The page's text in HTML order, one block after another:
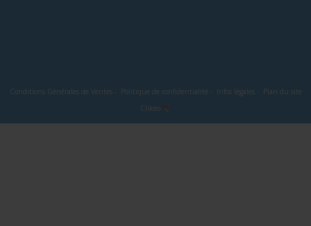
Conditions Générales de Ventes- Politique de confidentialité - Infos légales- Plan du site
Clikeo